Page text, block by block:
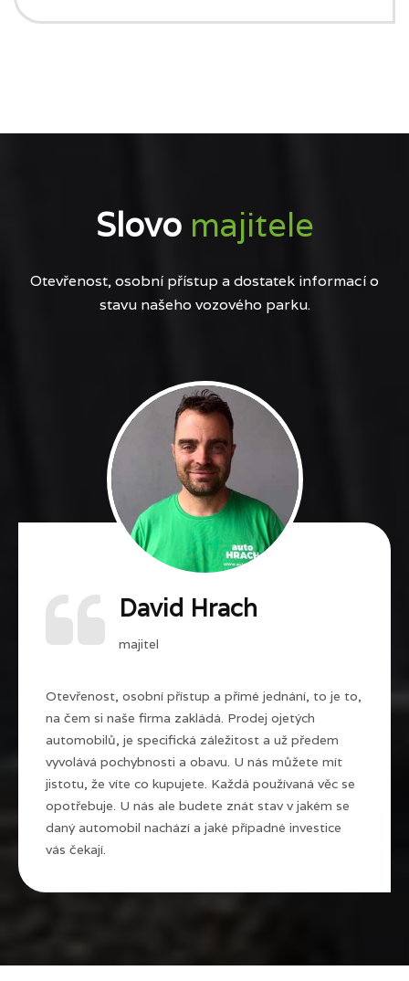
Slovo majitele
Otevřenost, osobní přístup a dostatek informací o
stavu našeho vozového parku.
David Hrach
majitel
Otevřenost, osobní přístup a přímé jednání, to je to,
na čem si naše firma zakládá. Prodej ojetých
automobilů, je specifická záležitost a už předem
vyvolává pochybnosti a obavu. U nás můžete mít
jistotu, že víte co kupujete. Každá používaná věc se
opotřebuje. U nás ale budete znát stav v jakém se
daný automobil nachází a jaké případné investice
vás čekají.